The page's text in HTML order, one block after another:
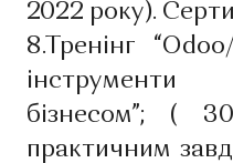
2022 року).
8.Тренінг
інструменти
бізнесом”; (
практичним